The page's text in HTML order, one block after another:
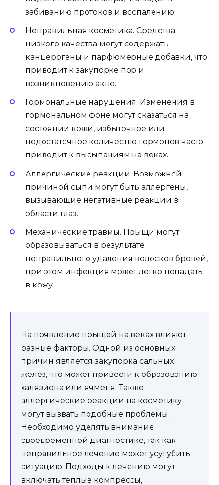
забиванию протоков и воспалению.
Неправильная косметика. Средства
низкого качества могут содержать
канцерогены и парфюмерные добавки, что
приводит к закупорке пор и
возникновению акне.
Гормональные нарушения. Изменения в
гормональном фоне могут сказаться на
состоянии кожи, избыточное или
недостаточное количество гормонов часто
приводит к высыпаниям на веках.
Аллергические реакции. Возможной
причиной сыпи могут быть аллергены,
вызывающие негативные реакции в
области глаз.
Механические травмы. Прыщи могут
образовываться в результате
неправильного удаления волосков бровей,
при этом инфекция может легко попадать
в кожу.
На появление прыщей на веках влияют
разные факторы. Одной из основных
причин является закупорка сальных
желез, что может привести к образованию
халязиона или ячменя. Также
аллергические реакции на косметику
могут вызвать подобные проблемы.
Необходимо уделять внимание
своевременной диагностике, так как
неправильное лечение может усугубить
ситуацию. Подходы к лечению могут
включать теплые компрессы,